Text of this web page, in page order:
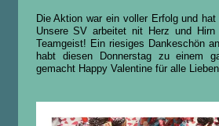
Die Aktion war ein voller Erfolg und
Unsere SV arbeitet nit Herz und
Teamgeist! Ein riesiges Dankeschön
habt diesen Donnerstag zu einem
gemacht Happy Valentine für alle